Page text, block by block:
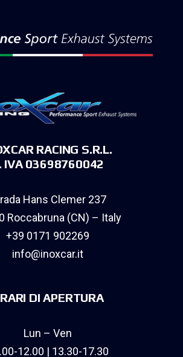
RACING S.R.L.
IVA 03698760042
Hans Clemer 237
Roccabruna (CN) – Italy
+39 0171 902269
info@inoxcar.it
DI APERTURA
Lun – Ven
12.00 | 13.30-17.30